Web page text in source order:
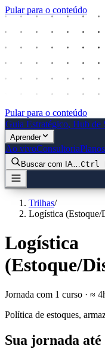
Pular para o conteúdo
Pular para o conteúdo
Guia Estratégico, Hub de
Aprender
Ao vivoConsultoriaPlanos
Buscar com IA…Ctrl
Trilhas/
Logística
Logística
(Estoque/
Jornada com 1 curso · ≈
Política de estoques,
Sua jornada